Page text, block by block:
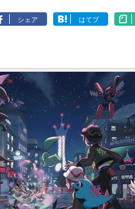
シェア はてブ